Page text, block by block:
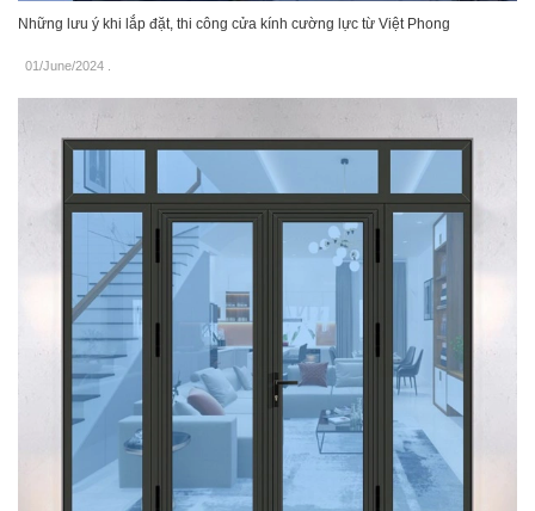
Những lưu ý khi lắp đặt, thi công cửa kính cường lực từ Việt Phong
01/June/2024